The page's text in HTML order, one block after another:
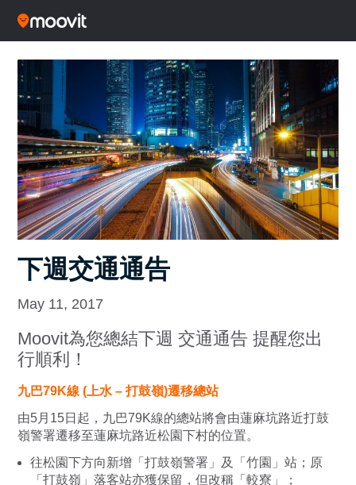
下週交通通告
May 11, 2017
Moovit為您總結下週 交通通告 提醒您出
行順利！
九巴79K線 (上水 – 打鼓嶺)遷移總站
由5月15日起，九巴79K線的總站將會由蓮麻坑路近打鼓
嶺警署遷移至蓮麻坑路近松園下村的位置。
往松園下方向新增「打鼓嶺警署」及「竹園」站；原
「打鼓嶺」落客站亦獲保留，但改稱「較寮」；